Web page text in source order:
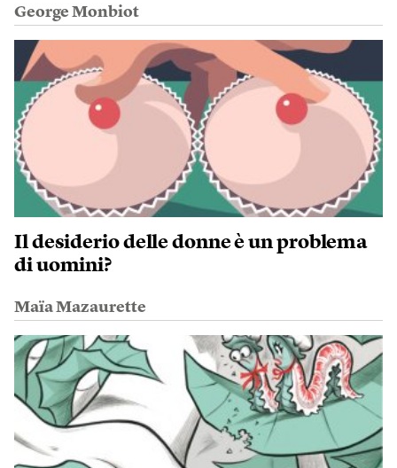
George Monbiot
Il desiderio delle donne è un problema
di uomini?
Maïa Mazaurette